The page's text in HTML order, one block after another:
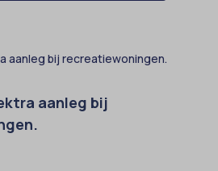
aanleg bij